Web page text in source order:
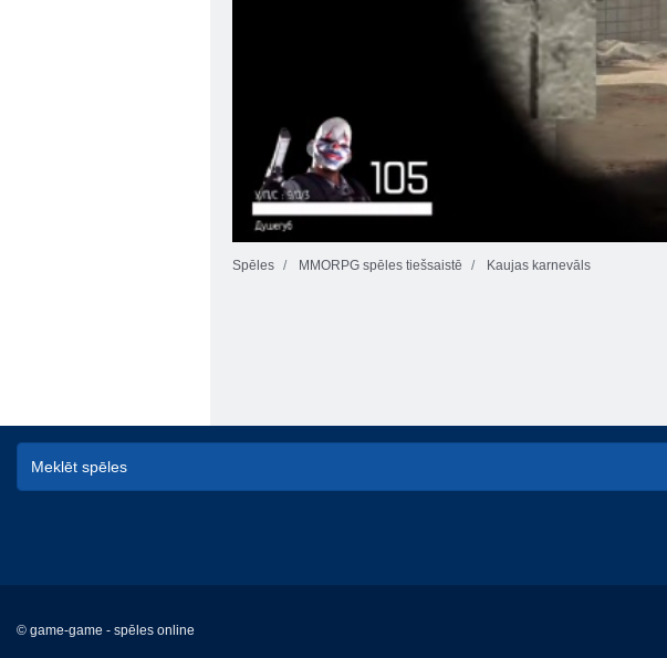
Spēles MMORPG spēles tiešsaistē Kaujas karnevāls
© game-game - spēles online